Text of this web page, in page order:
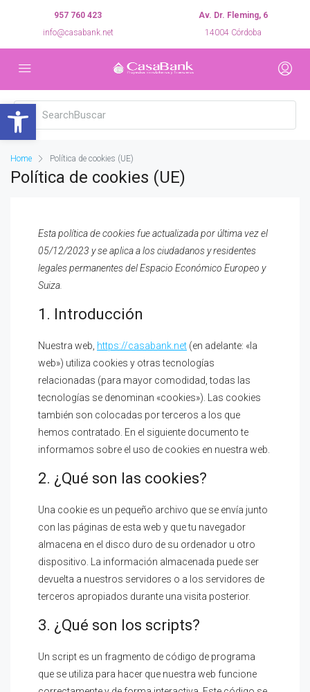
Abrir barra de herramientas
957 760 423
info@casabank.net
Av. Dr. Fleming, 6
14004 Córdoba
Home Política de cookies (UE)
Política de cookies (UE)
Esta política de cookies fue actualizada por última vez el
05/12/2023 y se aplica a los ciudadanos y residentes
legales permanentes del Espacio Económico Europeo y
Suiza.
1. Introducción
Nuestra web, https://casabank.net (en adelante: «la
web») utiliza cookies y otras tecnologías
relacionadas (para mayor comodidad, todas las
tecnologías se denominan «cookies»). Las cookies
también son colocadas por terceros a los que
hemos contratado. En el siguiente documento te
informamos sobre el uso de cookies en nuestra web.
2. ¿Qué son las cookies?
Una cookie es un pequeño archivo que se envía junto
con las páginas de esta web y que tu navegador
almacena en el disco duro de su ordenador u otro
dispositivo. La información almacenada puede ser
devuelta a nuestros servidores o a los servidores de
terceros apropiados durante una visita posterior.
3. ¿Qué son los scripts?
Un script es un fragmento de código de programa
que se utiliza para hacer que nuestra web funcione